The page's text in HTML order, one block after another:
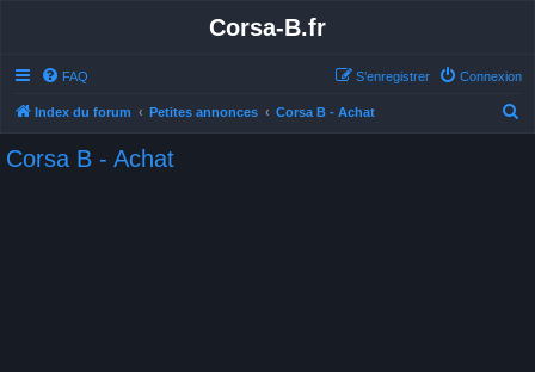
Corsa-B.fr
FAQ Connexion
S’enregistrer
Index du forum Petites annonces Corsa B - Achat
Corsa B - Achat